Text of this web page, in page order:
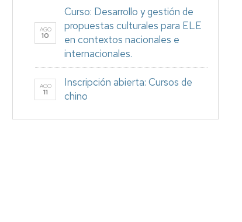
AGO
10
Curso: Desarrollo y gestión de
propuestas culturales para ELE
en contextos nacionales e
internacionales.
AGO
11
Inscripción abierta: Cursos de
chino